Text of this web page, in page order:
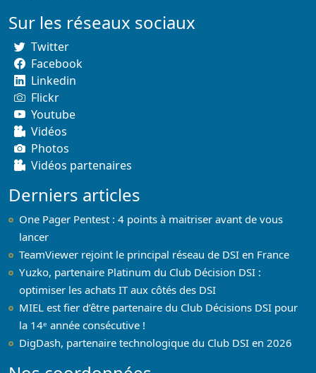
Sur les réseaux sociaux
Twitter
Facebook
Linkedin
Flickr
Youtube
Vidéos
Photos
Vidéos partenaires
Derniers articles
One Pager Pentest : 4 points à maitriser avant de vous
lancer
TeamViewer rejoint le principal réseau de DSI en France
Yuzko, partenaire Platinum du Club Décision DSI :
optimiser les achats IT aux côtés des DSI
MIEL est fier d’être partenaire du Club Décisions DSI pour
la 14ᵉ année consécutive !
DigDash, partenaire technologique du Club DSI en 2026